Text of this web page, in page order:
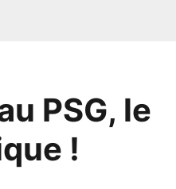
PSG, le
!